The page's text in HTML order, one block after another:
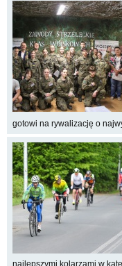
gotowi na rywalizację o
najlepszymi kolarzami w